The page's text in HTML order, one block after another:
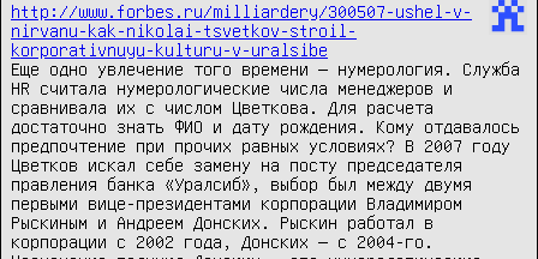
http://www.forbes.ru/milliardery/300507-ushel-v-
nirvanu-kak-nikolai-tsvetkov-stroil-
korporativnuyu-kulturu-v-uralsibe
Еще одно увлечение того времени — нумерология. Служба
HR считала нумерологические числа менеджеров и
сравнивала их с числом Цветкова. Для расчета
достаточно знать ФИО и дату рождения. Кому отдавалось
предпочтение при прочих равных условиях? В 2007 году
Цветков искал себе замену на посту председателя
правления банка «Уралсиб», выбор был между двумя
первыми вице-президентами корпорации Владимиром
Рыскиным и Андреем Донских. Рыскин работал в
корпорации с 2002 года, Донских — с 2004-го.